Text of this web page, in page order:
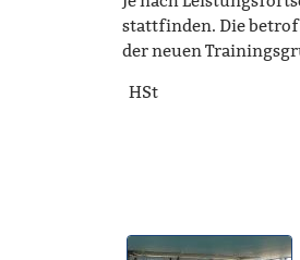
stattfinden. Die
der neuen
HSt